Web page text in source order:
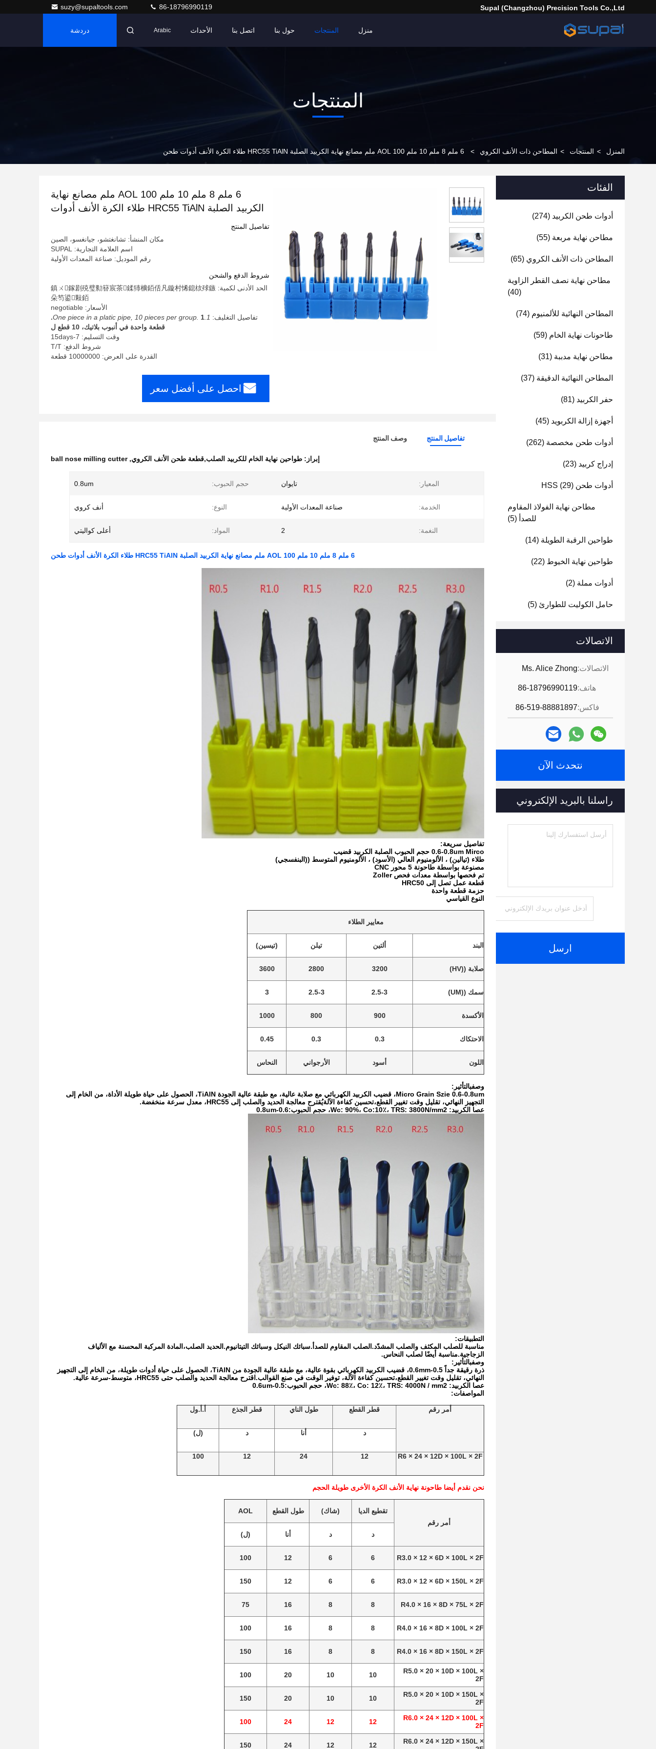
Supal (Changzhou) Precision Tools Co.,Ltd
suzy@supaltools.com 86-18796990119
منزل المنتجات حول بنا اتصل بنا الأحداث Arabic دردشة
المنتجات
المنزل > المنتجات > المطاحن ذات الأنف الكروي > 6 ملم 8 ملم 10 ملم AOL 100 ملم مصانع نهاية الكربيد الصلبة HRC55 TiAlN طلاء الكرة الأنف أدوات طحن
الفئات
أدوات طحن الكربيد (274)
مطاحن نهاية مربعة (55)
المطاحن ذات الأنف الكروي (65)
مطاحن نهاية نصف القطر الزاوية
(40)
المطاحن النهائية للألمنيوم (74)
طاحونات نهاية الخام (59)
مطاحن نهاية مدببة (31)
المطاحن النهائية الدقيقة (37)
حفر الكربيد (81)
أجهزة إزالة الكربويد (45)
أدوات طحن مخصصة (262)
إدراج كربيد (23)
أدوات طحن HSS (29)
مطاحن نهاية الفولاذ المقاوم
للصدأ (5)
طواحين الرقبة الطويلة (14)
طواحين نهاية الخيوط (22)
أدوات مملة (2)
حامل الكوليت للطوارئ (5)
الاتصالات
الاتصالات:Ms. Alice Zhong
هاتف:86-18796990119
فاكس:86-519-88881897
نتحدث الآن
راسلنا بالبريد الإلكتروني
ارسل
6 ملم 8 ملم 10 ملم AOL 100 ملم مصانع نهاية
الكربيد الصلبة HRC55 TiAlN طلاء الكرة الأنف أدوات
تفاصيل المنتج
مكان المنشأ: تشانغتشو، جيانغسو، الصين
اسم العلامة التجارية: SUPAL
رقم الموديل: صناعة المعدات الأولية
شروط الدفع والشحن
الحد الأدنى لكمية: 鎮ㄨ鎵剧殑璧勬簮宸茶鍒犻櫎銆佸凡鏇村悕鎴栨殏鏃
朵笉鍙敤銆
الأسعار: negotiable
تفاصيل التغليف: 1.One piece in a platic pipe, 10 pieces per group.
1.
قطعة واحدة في أنبوب بلاتيك، 10 قطع ل
وقت التسليم: 7-15days
شروط الدفع: T/T
القدرة على العرض: 10000000 قطعة
احصل على أفضل سعر
تفاصيل المنتج وصف المنتج
إبراز: طواحين نهاية الخام للكربيد الصلب,قطعة طحن الأنف الكروي,
ball nose milling cutter
المعيار: تايوان حجم الحبوب: 0.8um
الخدمة: صناعة المعدات الأولية النوع: أنف كروي
النغمة: 2 المواد: أعلى كواليتي
6 ملم 8 ملم 10 ملم AOL 100 ملم مصانع نهاية الكربيد الصلبة HRC55 TiAlN طلاء الكرة الأنف أدوات طحن
تفاصيل سريعة:
0.6-0.8um Mirco حجم الحبوب الصلبة الكربيد قضيب
طلاء (تيالين) ، الألومنيوم العالي (الأسود) ، الألومنيوم المتوسط ((البنفسجي)
مصنوعة بواسطة طاحونة 5 محور CNC
تم فحصها بواسطة معدات فحص Zoller
قطعة عمل تصل إلى HRC50
حزمة قطعة واحدة
النوع القياسي
معايير الطلاء
البند ألتين تيلن (تيسين)
صلابة ((HV) 3200
2800
3600
سمك ((UM) 2.5-3
2.5-3
3
الأكسدة 900
800
1000
الاحتكاك 0.3
0.3
0.45
اللون أسود الأرجواني النحاس
وصفبالتأثير:
Micro Grain Szie 0.6-0.8um، قضيب الكربيد الكهربائي مع صلابة عالية، مع طبقة عالية الجودة TiAlN، الحصول على حياة طويلة الأداة، من الخام إلى
التجهيز النهائي، تقليل وقت تغيير القطع،تحسين كفاءة الآلةيُقترح معالجة الحديد والصلب إلى HRC55، معدل سرعة منخفضة.
عصا الكربيد: Wc: 90%، Co:10٪، TRS: 3800N/mm2، حجم الحبوب:0.6-0.8um
التطبيقات:
مناسبة للصلب المكثف والصلب المشدّد.الصلب المقاوم للصدأ.سبائك النيكل وسبائك التيتانيوم.الحديد الصلب،المادة المركبة المحسنة مع الألياف
الزجاجية.مناسبة أيضًا لصلب النحاس.
وصفبالتأثير:
ذرة رقيقة جداً 0.5-0.6mm، قضيب الكربيد الكهربائي بقوة عالية، مع طبقة عالية الجودة من TiAlN، الحصول على حياة أدوات طويلة، من الخام إلى التجهيز
النهائي، تقليل وقت تغيير القطع،تحسين كفاءة الآلة، توفير الوقت في صنع القوالب.اقترح معالجة الحديد والصلب حتى HRC55، متوسط-سرعة عالية.
عصا الكربيد: Wc: 88٪، Co: 12٪، TRS: 4000N / mm2، حجم الحبوب:0.5-0.6um
المواصفات:
أمر رقم قطر القطع طول الناي قطر الجذع أ.أ.ول
د أنا د (ل)
R6 × 24 × 12D × 100L × 2F
12
24
12
100
نحن نقدم أيضا طاحونة نهاية الأنف الكرة الأخرى طويلة الحجم
أمر رقم
تقطيع الديا (شاك) طول القطع AOL
د د أنا (ل)
R3.0 × 12 × 6D × 100L × 2F
6
6
12
100
R3.0 × 12 × 6D × 150L × 2F
6
6
12
150
R4.0 × 16 × 8D × 75L × 2F
8
8
16
75
R4.0 × 16 × 8D × 100L × 2F
8
8
16
100
R4.0 × 16 × 8D × 150L × 2F
8
8
16
150
R5.0 × 20 × 10D × 100L ×
2F
10
10
20
100
R5.0 × 20 × 10D × 150L ×
2F
10
10
20
150
R6.0 × 24 × 12D × 100L ×
2F
12
12
24
100
R6.0 × 24 × 12D × 150L ×
12
12
24
150